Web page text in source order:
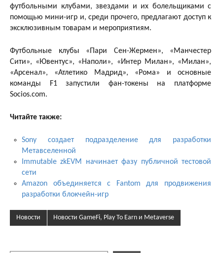
футбольными клубами, звездами и их болельщиками с
помощью мини-игр и, среди прочего, предлагают доступ к
эксклюзивным товарам и мероприятиям.
Футбольные клубы «Пари Сен-Жермен», «Манчестер
Сити», «Ювентус», «Наполи», «Интер Милан», «Милан»,
«Арсенал», «Атлетико Мадрид», «Рома» и основные
команды F1 запустили фан-токены на платформе
Socios.com.
Читайте также:
Sony создает подразделение для разработки
Метавселенной
Immutable zkEVM начинает фазу публичной тестовой
сети
Amazon объединяется с Fantom для продвижения
разработки блокчейн-игр
Новости Новости GameFi, Play To Earn и Metaverse